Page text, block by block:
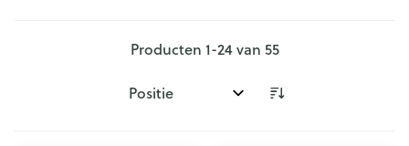
Producten 1-24van 55
Sorteer op: